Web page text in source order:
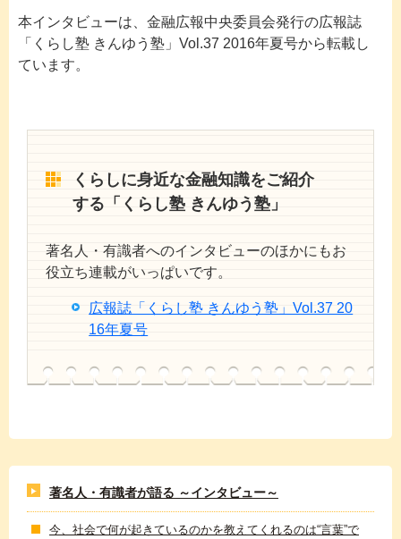
本インタビューは、金融広報中央委員会発行の広報誌
「くらし塾 きんゆう塾」Vol.37 2016年夏号から転載し
ています。
くらしに身近な金融知識をご紹介
する「くらし塾 きんゆう塾」
著名人・有識者へのインタビューのほかにもお
役立ち連載がいっぱいです。
広報誌「くらし塾 きんゆう塾」Vol.37 20
16年夏号
著名人・有識者が語る ～インタビュー～
今、社会で何が起きているのかを教えてくれるのは“言葉”で